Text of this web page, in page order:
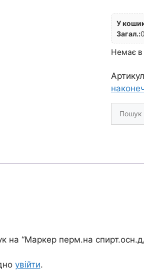
У
Загал.:0
Немає в
Шукати
товари
на “Маркер перм.на
увійти.